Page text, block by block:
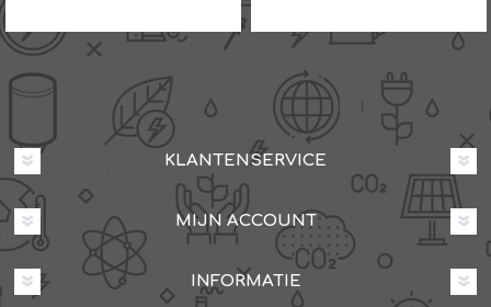
KLANTENSERVICE
MIJN ACCOUNT
INFORMATIE